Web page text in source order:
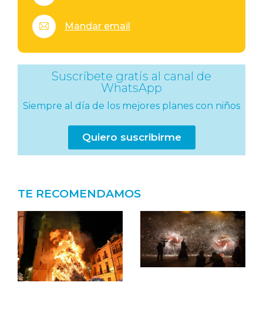
Mandar email
Suscríbete gratis al canal de
WhatsApp
Siempre al día de los mejores planes con niños
Quiero suscribirme
TE RECOMENDAMOS